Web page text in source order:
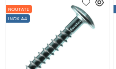
NOUTATE
INOX A4